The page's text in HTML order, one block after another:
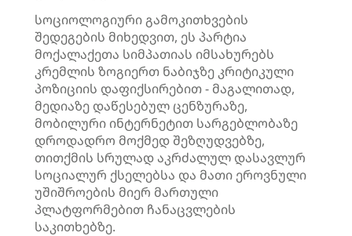
სოციოლოგიური გამოკითხვების
შედეგების მიხედვით, ეს პარტია
მოქალაქეთა სიმპათიას იმსახურებს
კრემლის ზოგიერთ ნაბიჯზე კრიტიკული
პოზიციის დაფიქსირებით - მაგალითად,
მედიაზე დაწესებულ ცენზურაზე,
მობილური ინტერნეტით სარგებლობაზე
დროდადრო მოქმედ შეზღუდვებზე,
თითქმის სრულად აკრძალულ დასავლურ
სოციალურ ქსელებსა და მათი ეროვნული
უშიშროების მიერ მართული
პლატფორმებით ჩანაცვლების
საკითხებზე.